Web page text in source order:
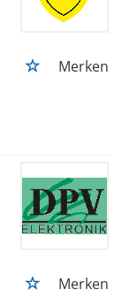
Merken
Merken